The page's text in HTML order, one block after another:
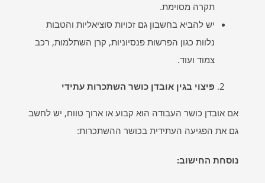
תקרה מסוימת.
יש להביא בחשבון גם זכויות סוציאליות והטבות
נלוות כגון הפרשות פנסיוניות, קרן השתלמות, רכב
צמוד ועוד.
פיצוי בגין אובדן כושר השתכרות עתידי
אם אובדן כושר העבודה הוא קבוע או ארוך טווח, יש לחשב
גם את הפגיעה העתידית בכושר ההשתכרות:
נוסחת החישוב: